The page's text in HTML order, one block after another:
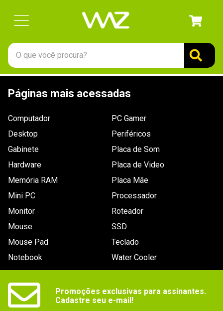
O que você procura?
Páginas mais acessadas
Computador
Desktop
Gabinete
Hardware
Memória RAM
Mini PC
Monitor
Mouse
Mouse Pad
Notebook
PC Gamer
Periféricos
Placa de Som
Placa de Video
Placa Mãe
Processador
Roteador
SSD
Teclado
Water Cooler
Promoções exclusivas para assinantes.
Cadastre seu e-mail!
1º
gabinete
ssd
teclado
openbox
mouse
jonsbo
controle